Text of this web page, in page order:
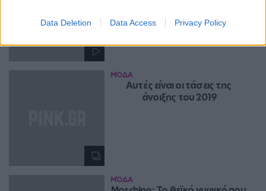
Data Deletion Data Access Privacy Policy
ΜΌΔΑ
Αυτές είναι οι τάσεις της
άνοιξης του 2019
ΜΌΔΑ